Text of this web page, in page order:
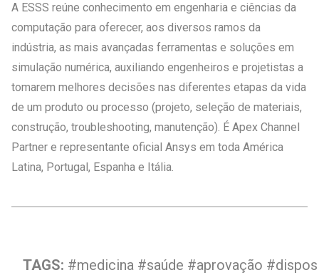
A ESSS reúne conhecimento em engenharia e ciências da
computação para oferecer, aos diversos ramos da
indústria, as mais avançadas ferramentas e soluções em
simulação numérica, auxiliando engenheiros e projetistas a
tomarem melhores decisões nas diferentes etapas da vida
de um produto ou processo (projeto, seleção de materiais,
construção, troubleshooting, manutenção). É Apex Channel
Partner e representante oficial Ansys em toda América
Latina, Portugal, Espanha e Itália.
TAGS: #medicina #saúde #aprovação